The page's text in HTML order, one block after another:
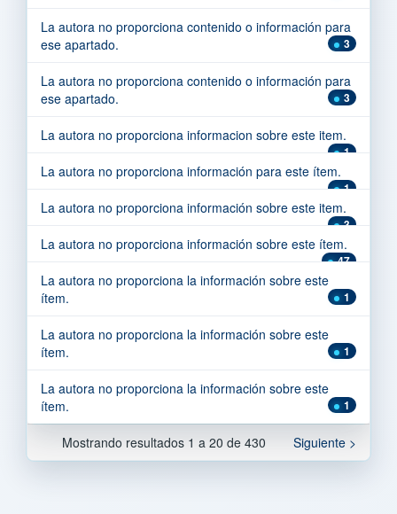
La autora no proporciona contenido o información para
ese apartado.
3
La autora no proporciona contenido o información para
ese apartado.
3
La autora no proporciona informacion sobre este item.
1
La autora no proporciona información para este ítem.
1
La autora no proporciona información sobre este item.
3
La autora no proporciona información sobre este ítem.
47
La autora no proporciona la información sobre este
ítem.
1
La autora no proporciona la información sobre este
ítem.
1
La autora no proporciona la información sobre este
ítem.
1
Mostrando resultados 1 a 20 de 430 Siguiente >